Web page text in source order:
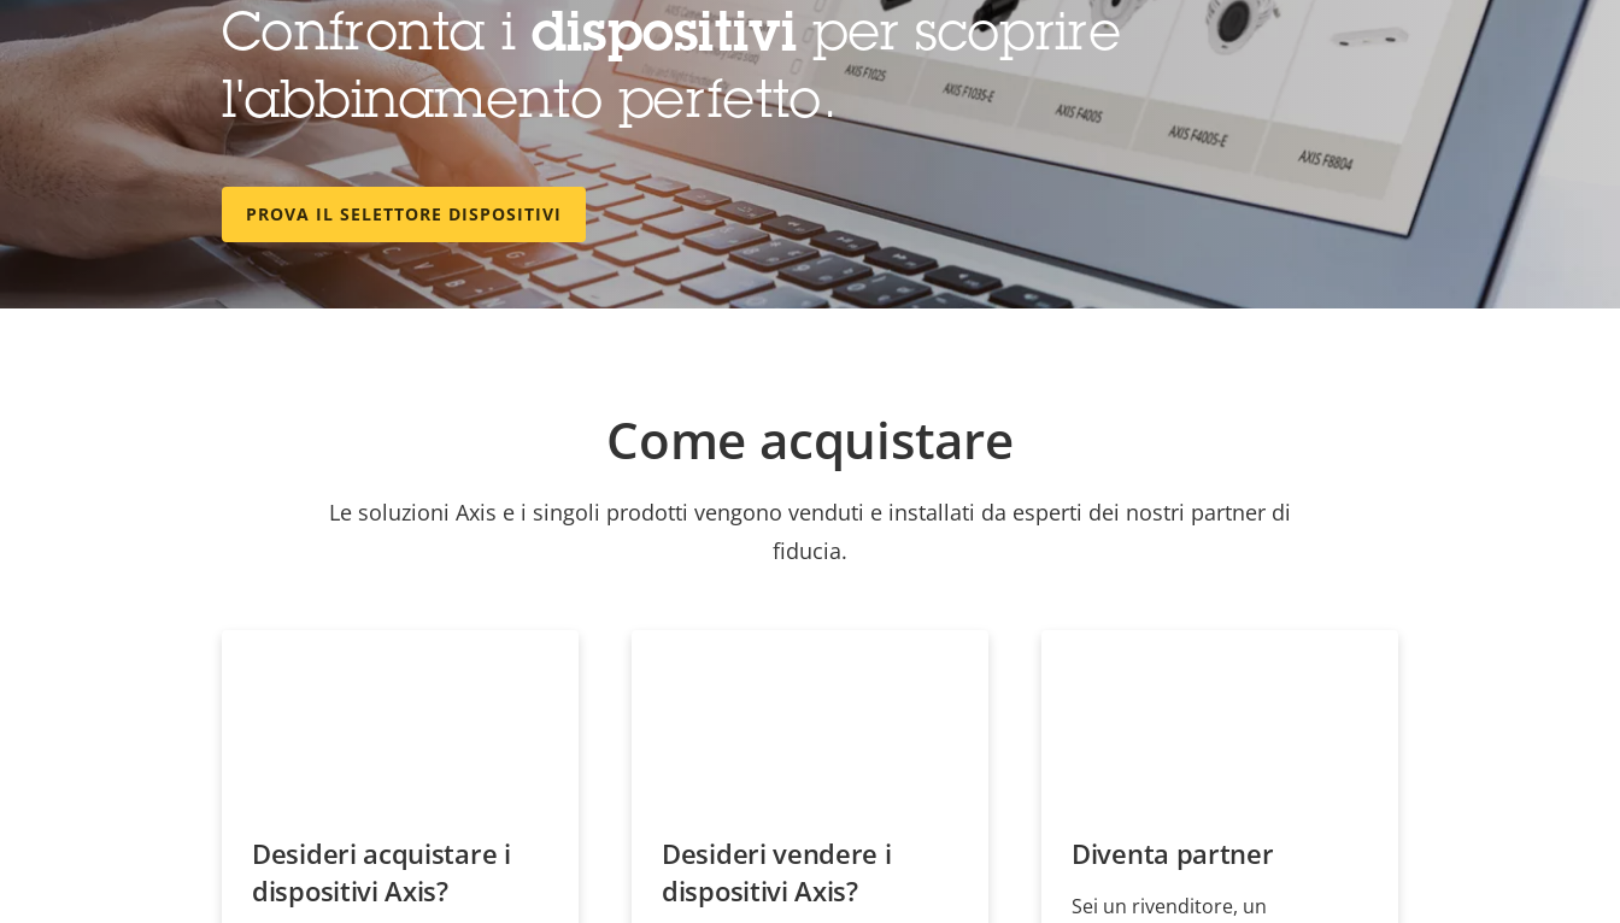
Confronta i dispositiviper scoprire
l'abbinamento perfetto.
PROVA IL SELETTORE DISPOSITIVI
Come acquistare
Le soluzioni Axis e i singoli prodotti vengono venduti e installati da esperti dei nostri partner di
fiducia.
Desideri acquistare i
dispositivi Axis?
Desideri vendere i
dispositivi Axis?
Diventa partner
Sei un rivenditore, un